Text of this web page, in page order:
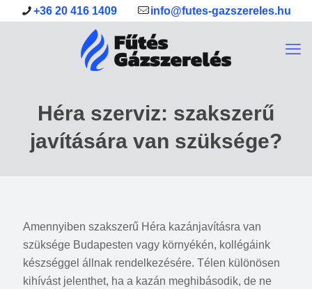
+36 20 416 1409 info@futes-gazszereles.hu
Héra szerviz: szakszerű
javítására van szüksége?
Amennyiben szakszerű Héra kazánjavításra van
szüksége Budapesten vagy környékén, kollégáink
készséggel állnak rendelkezésére. Télen különösen
kihívást jelenthet, ha a kazán meghibásodik, de ne